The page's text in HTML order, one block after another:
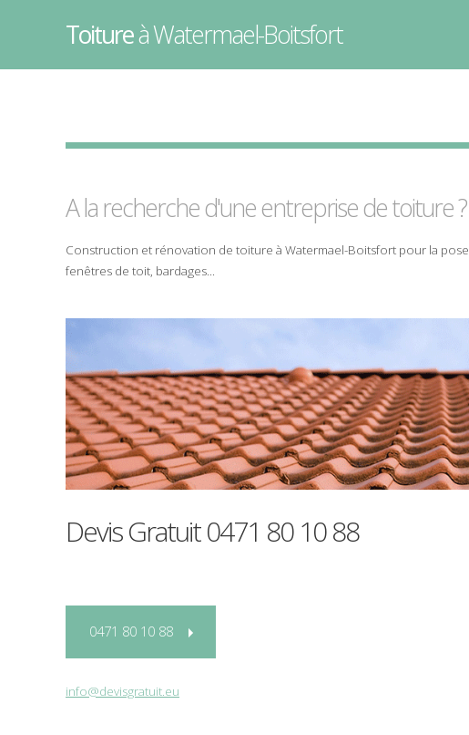
Toitureà Watermael-Boitsfort
A la recherche d'une entreprise detoiture?
Construction et rénovation de toiture à Watermael-Boitsfort pour la pose
fenêtres de toit, bardages...
Devis Gratuit0471 80 10 88
0471 80 10 88
info@devisgratuit.eu